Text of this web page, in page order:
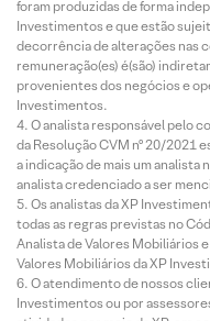
foram produzidas de forma
Investimentos e que estão
decorrência de alterações nas
remuneração(es) é(são)
provenientes dos negócios e
Investimentos.
O analista responsável pelo
da Resolução CVM nº 20/2021
a indicação de mais um
analista credenciado a ser
Os analistas da XP
todas as regras previstas no
Analista de Valores Mobiliários
Valores Mobiliários da XP
O atendimento de nossos
Investimentos ou por